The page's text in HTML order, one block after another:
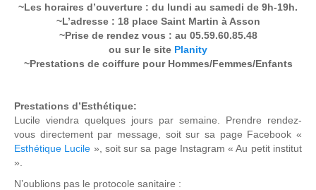
~Les horaires d’ouverture : du lundi au samedi de 9h-19h.
~L’adresse : 18 place Saint Martin à Asson
~Prise de rendez vous : au 05.59.60.85.48
ou sur le site Planity
~Prestations de coiffure pour Hommes/Femmes/Enfants
Prestations d’Esthétique:
Lucile viendra quelques jours par semaine. Prendre rendez-
vous directement par message, soit sur sa page Facebook «
Esthétique Lucile », soit sur sa page Instagram « Au petit institut
».
N’oublions pas le protocole sanitaire :